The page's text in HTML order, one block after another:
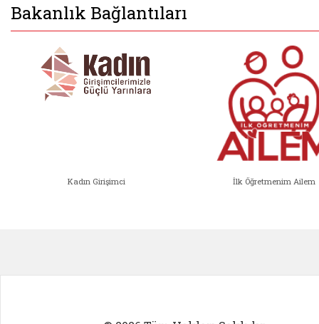
Bakanlık Bağlantıları
Kadın Girişimci İlk Öğretmenim Ailem